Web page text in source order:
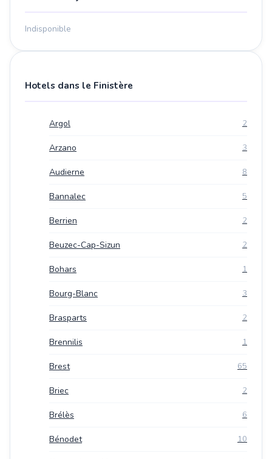
Indisponible
Hotels dans le Finistère
Argol 2
Arzano 3
Audierne 8
Bannalec 5
Berrien 2
Beuzec-Cap-Sizun 2
Bohars 1
Bourg-Blanc 3
Brasparts 2
Brennilis 1
Brest 65
Briec 2
Brélès 6
Bénodet 10